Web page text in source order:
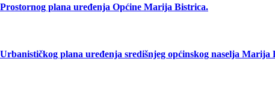
plana uređenja Općine Marija Bistrica.
plana uređenja središnjeg općinskog naselja Marija